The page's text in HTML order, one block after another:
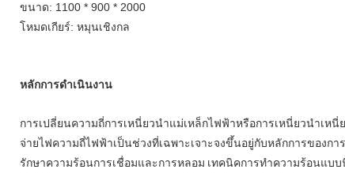
ขนาด: 1100 * 900 * 2000
โหมดเกียร์: หมุนเชิงกล
หลักการดำเนินงาน
การเปลี่ยนความถี่การเหนี่ยวนำแม่เหล็กไฟฟ้าหรือการเหนี่ยวนำเ
จ่ายไฟความถี่ไฟฟ้าเป็นช่วงที่เฉพาะเจาะจงขึ้นอยู่กับหลักการของกา
รักษาความร้อนการเชื่อมและการหลอม เทคนิคการทำความร้อนแบ